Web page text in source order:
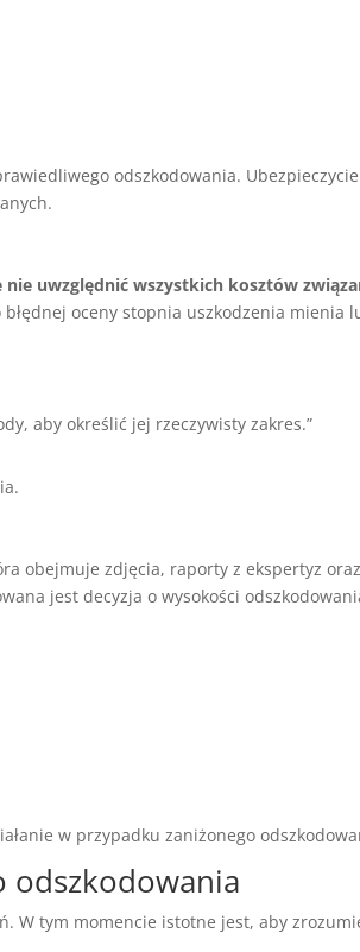
odszkodowania.
nie uwzględnić wszystkich kosztów
oceny stopnia uszkodzenia mienia
aby określić jej rzeczywisty zakres.”
obejmuje zdjęcia, raporty z ekspertyz
jest decyzja o wysokości
w przypadku zaniżonego
odszkodowania
W tym momencie istotne jest, aby